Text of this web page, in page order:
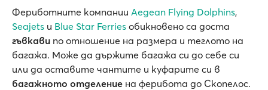
Фериботните компании Aegean Flying Dolphins,
Seajets и Blue Star Ferries обикновено са доста
гъвкави по отношение на размера и теглото на
багажа. Може да държите багажа си до себе си
или да оставите чантите и куфарите си в
багажното отделение на ферибота до Скопелос.